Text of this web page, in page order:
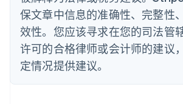
保文章中信息的准确性、完整性
效性。您应该寻求在您的司法管
许可的合格律师或会计师的建议
定情况提供建议。
德国
DeutschEnglish
法国
FrançaisEnglish
芬兰
EnglishSvenska